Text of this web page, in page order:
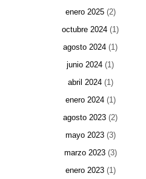
enero 2025(2)
octubre 2024 (1)
agosto 2024 (1)
junio 2024 (1)
abril 2024(1)
enero 2024(1)
agosto 2023 (2)
mayo 2023(3)
marzo 2023(3)
enero 2023(1)